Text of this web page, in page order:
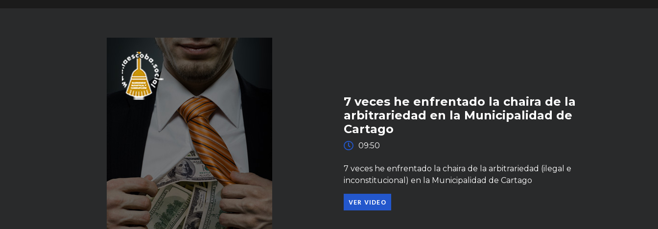
7 veces he enfrentado la chaira de la
arbitrariedad en la Municipalidad de
Cartago
09:50
7 veces he enfrentado la chaira de la arbitrariedad (ilegal e
inconstitucional) en la Municipalidad de Cartago
VER VIDEO